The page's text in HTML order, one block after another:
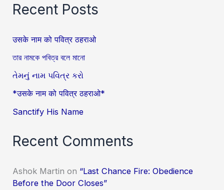
Recent Posts
उसके नाम को पवित्र ठहराओ
তার নামকে পবিত্র বলে মানো
તેમનું નામ પવિત્ર કરો
*उसके नाम को पवित्र ठहराओ*
Sanctify His Name
Recent Comments
Ashok Martin on “Last Chance Fire: Obedience
Before the Door Closes”